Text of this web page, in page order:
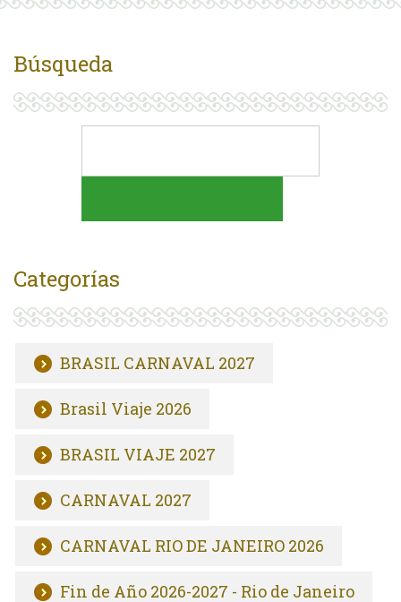
Búsqueda
Categorías
BRASIL CARNAVAL 2027
Brasil Viaje 2026
BRASIL VIAJE 2027
CARNAVAL 2027
CARNAVAL RIO DE JANEIRO 2026
Fin de Año 2026-2027 - Rio de Janeiro